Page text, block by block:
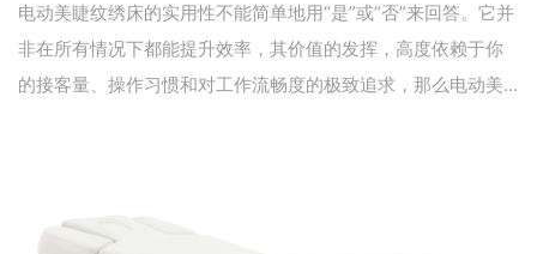
电动美睫纹绣床的实用性不能简单地用“是”或“否”来回答。它并
非在所有情况下都能提升效率，其价值的发挥，高度依赖于你
的接客量、操作习惯和对工作流畅度的极致追求，那么电动美